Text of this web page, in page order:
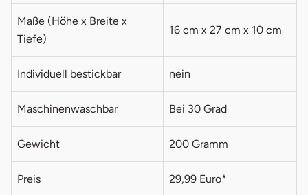
Maße (Höhe x Breite x
Tiefe)
16 cm x 27 cm x 10 cm
Individuell bestickbar nein
Maschinenwaschbar Bei 30 Grad
Gewicht 200 Gramm
Preis 29,99 Euro*